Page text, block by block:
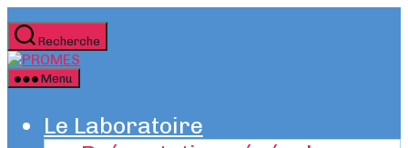
au
contenuRecherche
Menu
Le Laboratoire